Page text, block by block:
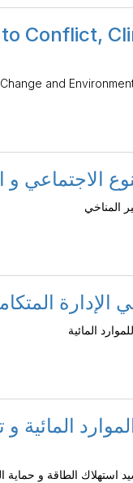
Conflict,
and
الاجتماعي و
المناخي
الإدارة
المائية
استهلاك الطاقة و حماية